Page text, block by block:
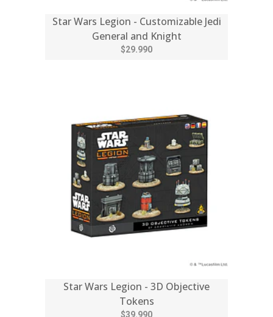
Star Wars Legion - Customizable Jedi
General and Knight
$29.990
Star Wars Legion - 3D Objective
Tokens
$39.990